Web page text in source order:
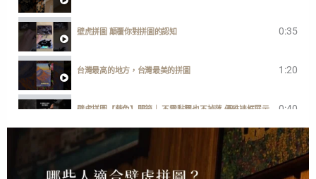
壁虎拼圖 顛覆你對拼圖的認知 0:35
台灣最高的地方，台灣最美的拼圖 1:20
壁虎拼圖【葵兔】開箱｜ 不需黏膠也不掉落 優雅裱框展示 0:40
一分鐘開箱【歡迎回家】快樂小狗勾 1:00